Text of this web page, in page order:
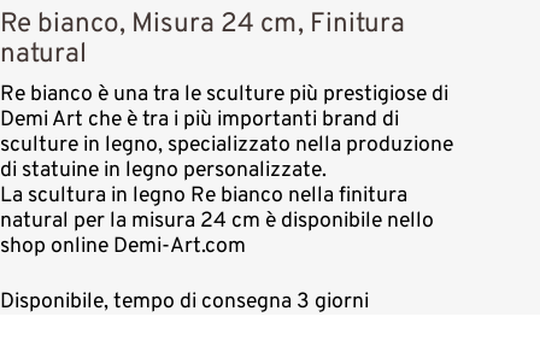
Re bianco, Misura 24 cm, Finitura
natural
Re bianco è una tra le sculture più prestigiose di
Demi Art che è tra i più importanti brand di
sculture in legno, specializzato nella produzione
di statuine in legno personalizzate.
La scultura in legno Re bianco nella finitura
natural per la misura 24 cm è disponibile nello
shop online Demi-Art.com
Disponibile, tempo di consegna 3 giorni